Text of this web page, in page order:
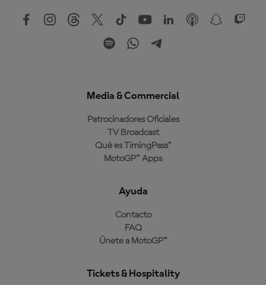
Media & Commercial
Patrocinadores Oficiales
TV Broadcast
Qué es TimingPass™
MotoGP™ Apps
Ayuda
Contacto
FAQ
Únete a MotoGP™
Tickets & Hospitality